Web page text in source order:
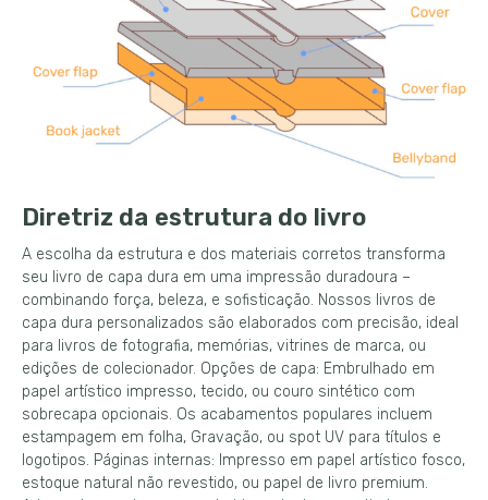
Diretriz da estrutura do livro
A escolha da estrutura e dos materiais corretos transforma
seu livro de capa dura em uma impressão duradoura –
combinando força, beleza, e sofisticação. Nossos livros de
capa dura personalizados são elaborados com precisão, ideal
para livros de fotografia, memórias, vitrines de marca, ou
edições de colecionador. Opções de capa: Embrulhado em
papel artístico impresso, tecido, ou couro sintético com
sobrecapa opcionais. Os acabamentos populares incluem
estampagem em folha, Gravação, ou spot UV para títulos e
logotipos. Páginas internas: Impresso em papel artístico fosco,
estoque natural não revestido, ou papel de livro premium.